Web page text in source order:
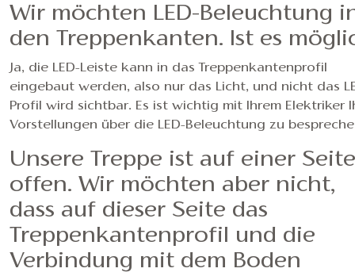
Wir möchten LED-Beleuchtung
den Treppenkanten. Ist es
Ja, die LED-Leiste kann in das Treppenkantenprofil
eingebaut werden, also nur das Licht, und nicht das
Profil wird sichtbar. Es ist wichtig mit Ihrem Elektriker
Vorstellungen über die LED-Beleuchtung zu
Unsere Treppe ist auf einer Seite
offen. Wir möchten aber nicht,
dass auf dieser Seite das
Treppenkantenprofil und die
Verbindung mit dem Boden